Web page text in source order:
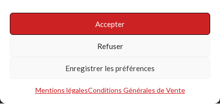
Accepter
Refuser
Enregistrer les préférences
Mentions légalesConditions Générales de Vente
S'INSCRIRE À LA NEWSLETTER